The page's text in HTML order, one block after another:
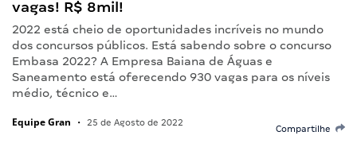
vagas! R$ 8mil!
2022 está cheio de oportunidades incríveis no mundo
dos concursos públicos. Está sabendo sobre o concurso
Embasa 2022? A Empresa Baiana de Águas e
Saneamento está oferecendo 930 vagas para os níveis
médio, técnico e…
Equipe Gran • 25 de Agosto de 2022
Compartilhe